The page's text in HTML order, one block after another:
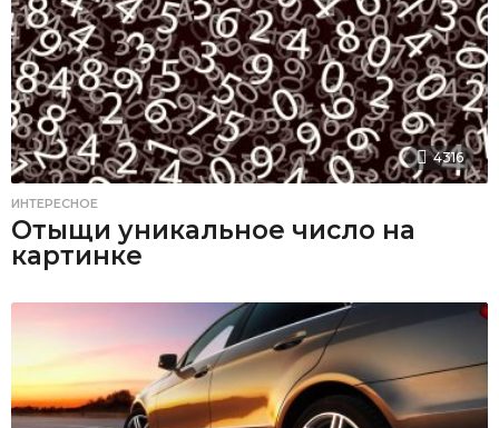
4316
ИНТЕРЕСНОЕ
Отыщи уникальное число на
картинке